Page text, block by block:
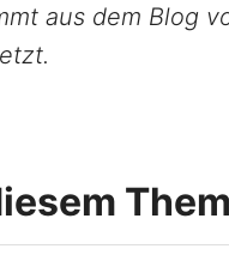
aus dem Blog